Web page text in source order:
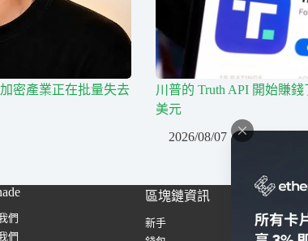
密產業正在批量失去
川普的 Truth API 開始賺
美元
2026/08/07
們
們
區塊鏈資訊
新手